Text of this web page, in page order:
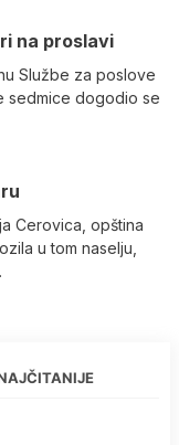
na proslavi
Službe za poslove
sedmice dogodio se
Cerovica, opština
u tom naselju,